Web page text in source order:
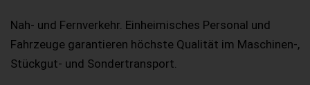
Nah- und Fernverkehr. Einheimisches Personal und
Fahrzeuge garantieren höchste Qualität im Maschinen-,
Stückgut- und Sondertransport.